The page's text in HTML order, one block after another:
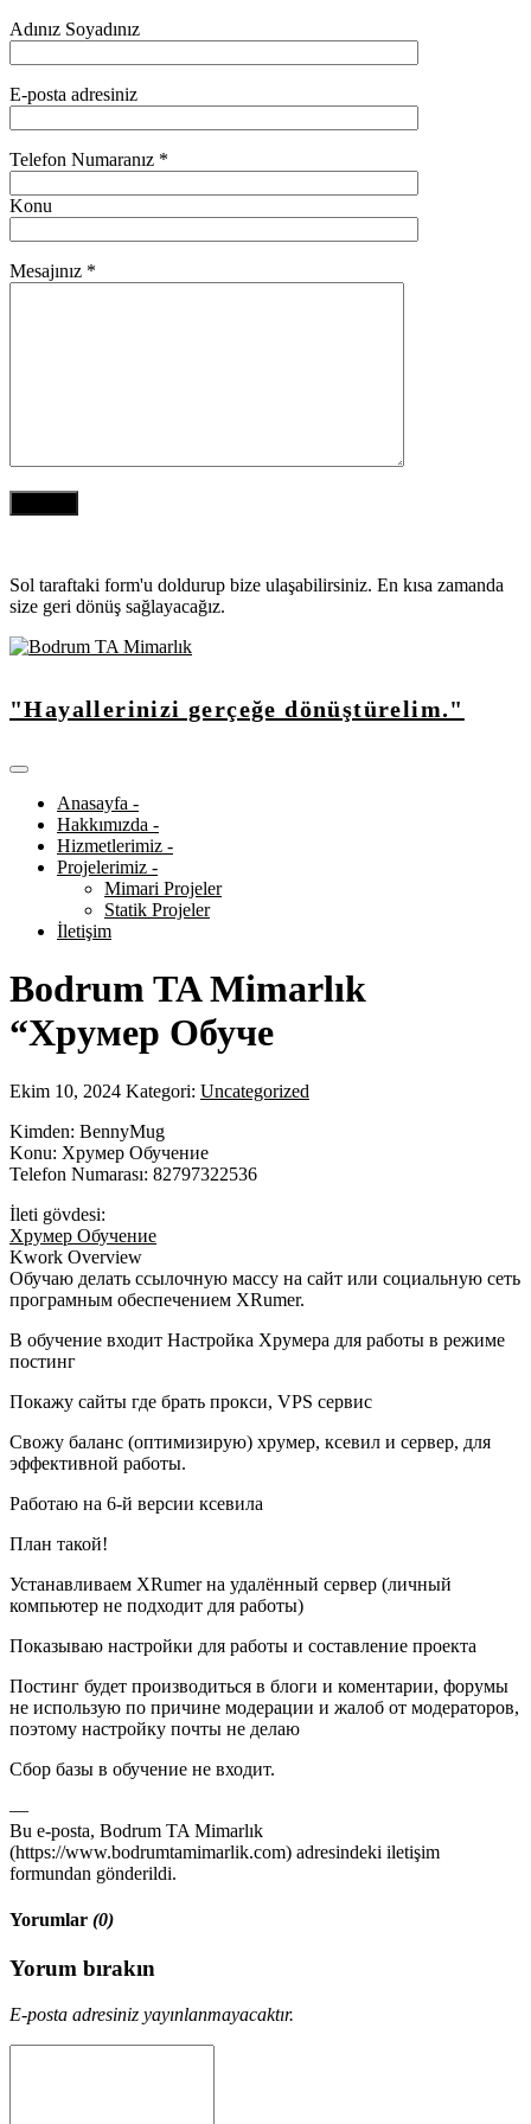
Adınız Soyadınız
E-posta adresiniz
Telefon Numaranız *
Konu
Mesajınız *
Sol taraftaki form'u doldurup bize ulaşabilirsiniz. En kısa zamanda
size geri dönüş sağlayacağız.
"Hayallerinizi gerçeğe dönüştürelim."
Anasayfa -
Hakkımızda -
Hizmetlerimiz -
Projelerimiz -
Mimari Projeler
Statik Projeler
İletişim
Bodrum TA Mimarlık
“Хрумер Обуче
Ekim 10, 2024 Kategori: Uncategorized
Kimden: BennyMug
Konu: Хрумер Обучение
Telefon Numarası: 82797322536
İleti gövdesi:
Хрумер Обучение
Kwork Overview
Обучаю делать ссылочную массу на сайт или социальную сеть
програмным обеспечением XRumer.
В обучение входит Настройка Xрумера для работы в режиме
постинг
Покажу сайты где брать прокси, VPS сервис
Свожу баланс (оптимизирую) хрумер, ксевил и сервер, для
эффективной работы.
Работаю на 6-й версии ксевила
План такой!
Устанавливаем XRumer на удалённый сервер (личный
компьютер не подходит для работы)
Показываю настройки для работы и составление проекта
Постинг будет производиться в блоги и коментарии, форумы
не использую по причине модерации и жалоб от модераторов,
поэтому настройку почты не делаю
Сбор базы в обучение не входит.
—
Bu e-posta, Bodrum TA Mimarlık
(https://www.bodrumtamimarlik.com) adresindeki iletişim
formundan gönderildi.
Yorumlar (0)
Yorum bırakın
E-posta adresiniz yayınlanmayacaktır.